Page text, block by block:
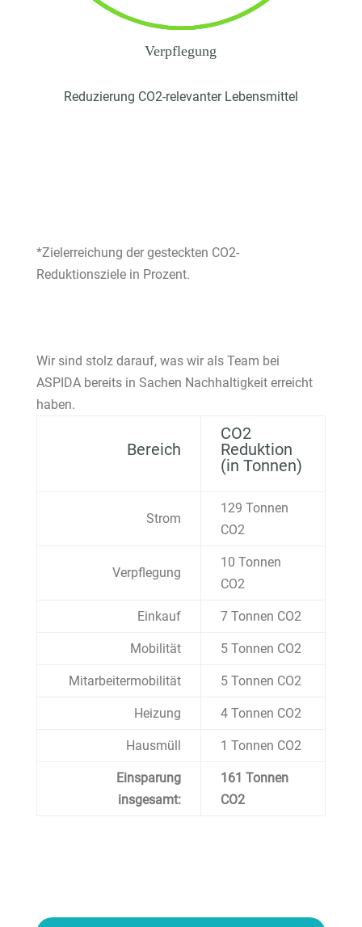
Verpflegung
Reduzierung CO2-relevanter Lebensmittel
*Zielerreichung der gesteckten CO2-
Reduktionsziele in Prozent.
Wir sind stolz darauf, was wir als Team bei
ASPIDA bereits in Sachen Nachhaltigkeit erreicht
haben.
Bereich
CO2
Reduktion
(in Tonnen)
Strom
129 Tonnen
CO2
Verpflegung
10 Tonnen
CO2
Einkauf 7 Tonnen CO2
Mobilität 5 Tonnen CO2
Mitarbeitermobilität 5 Tonnen CO2
Heizung 4 Tonnen CO2
Hausmüll 1 Tonnen CO2
Einsparung
insgesamt:
161 Tonnen
CO2